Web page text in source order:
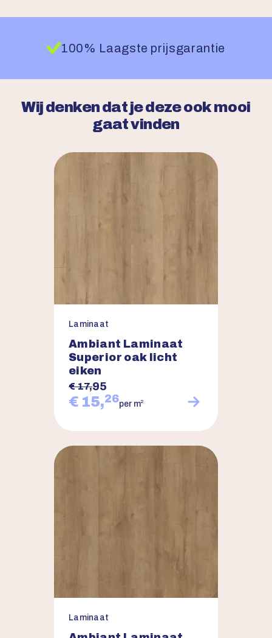
100% Laagste prijsgarantie
Wij denken dat je deze ook mooi
gaat vinden
Laminaat
Ambiant Laminaat
Superior oak licht
eiken
€ 17,95
€ 15,26per m2
Laminaat